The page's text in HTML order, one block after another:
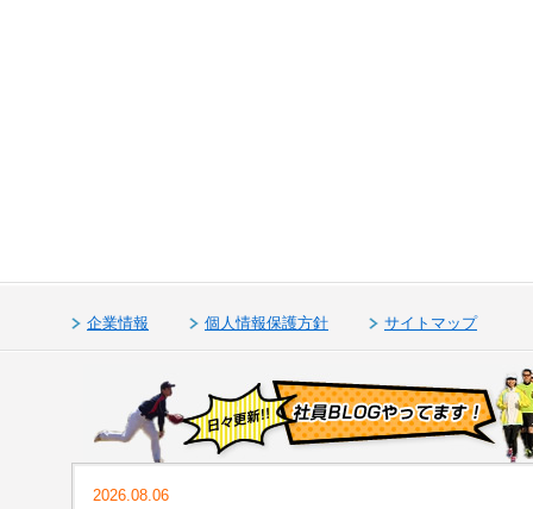
企業情報 個人情報保護方針 サイトマップ
2026.08.06